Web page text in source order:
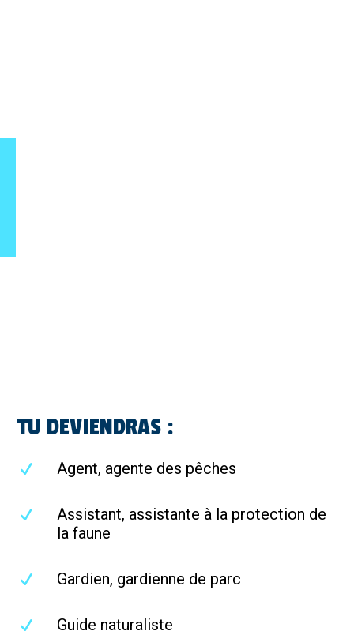
TU DEVIENDRAS :
Agent, agente des pêches
Assistant, assistante à la protection de
la faune
Gardien, gardienne de parc
Guide naturaliste